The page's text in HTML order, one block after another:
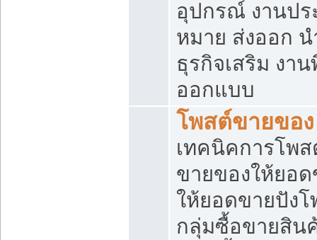
อุปกรณ์ งานป
หมาย ส่งออก น
ธุรกิจเสริม งา
ออกแบบ
โพสต์ขายของ
เทคนิคการโพ
ขายของให้ยอ
ให้ยอดขายปัง
กลุ่มซื้อขายสิน